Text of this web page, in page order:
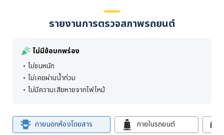
รายงานการตรวจสภาพรถยนต์
ไม่มีข้อบกพร่อง
ไม่ชนหนัก
ไม่เคยผ่านน้ำท่วม
ไม่มีความเสียหายจากไฟไหม้
ภายนอกห้องโดยสาร ภายในรถยนต์